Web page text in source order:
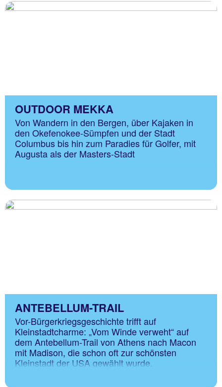
OUTDOOR MEKKA
Von Wandern in den Bergen, über Kajaken in
den Okefenokee-Sümpfen und der Stadt
Columbus bis hin zum Paradies für Golfer, mit
Augusta als der Masters-Stadt
ANTEBELLUM-TRAIL
Vor-Bürgerkriegsgeschichte trifft auf
Kleinstadtcharme: „Vom Winde verweht“ auf
dem Antebellum-Trail von Athens nach Macon
mit Madison, die schon oft zur schönsten
Kleinstadt der USA gewählt wurde.